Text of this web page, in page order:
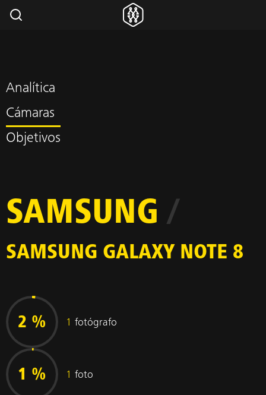
Analítica
Cámaras
Objetivos
SAMSUNG/
SAMSUNG GALAXY NOTE 8
2 % 1 fotógrafo
1 % 1 foto